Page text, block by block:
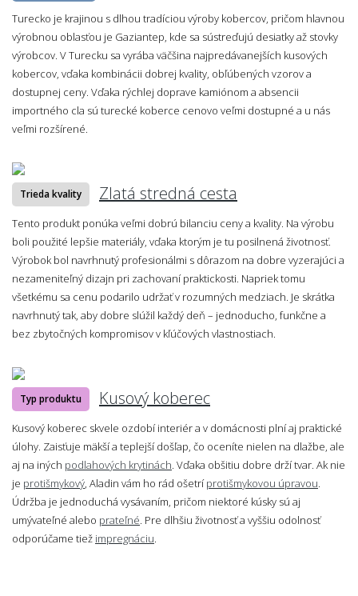
Turecko je krajinou s dlhou tradíciou výroby kobercov, pričom hlavnou
výrobnou oblasťou je Gaziantep, kde sa sústreďujú desiatky až stovky
výrobcov. V Turecku sa vyrába väčšina najpredávanejších kusových
kobercov, vďaka kombinácii dobrej kvality, obľúbených vzorov a
dostupnej ceny. Vďaka rýchlej doprave kamiónom a absencii
importného cla sú turecké koberce cenovo veľmi dostupné a u nás
veľmi rozšírené.
Trieda kvality Zlatá stredná cesta
Tento produkt ponúka veľmi dobrú bilanciu ceny a kvality. Na výrobu
boli použité lepšie materiály, vďaka ktorým je tu posilnená životnosť.
Výrobok bol navrhnutý profesionálmi s dôrazom na dobre vyzerajúci a
nezameniteľný dizajn pri zachovaní praktickosti. Napriek tomu
všetkému sa cenu podarilo udržať v rozumných medziach. Je skrátka
navrhnutý tak, aby dobre slúžil každý deň – jednoducho, funkčne a
bez zbytočných kompromisov v kľúčových vlastnostiach.
Typ produktu Kusový koberec
Kusový koberec skvele ozdobí interiér a v domácnosti plní aj praktické
úlohy. Zaisťuje mäkší a teplejší došľap, čo oceníte nielen na dlažbe, ale
aj na iných podlahových krytinách . Vďaka obšitiu dobre drží tvar. Ak nie
je protišmykový , Aladin vám ho rád ošetríprotišmykovou úpravou
Údržba je jednoduchá vysávaním, pričom niektoré kúsky sú aj
umývateľné alebo prateľné . Pre dlhšiu životnosť a vyššiu odolnosť
odporúčame tiež impregnáciu